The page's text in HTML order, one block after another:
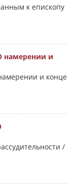
к епископу
намерении и
и конце
/